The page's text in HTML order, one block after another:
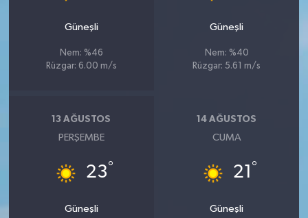
Güneşli
Nem: %46
Rüzgar: 6.00 m/s
Güneşli
Nem: %40
Rüzgar: 5.61 m/s
13 AĞUSTOS
PERŞEMBE
23°
Güneşli
14 AĞUSTOS
CUMA
21 °
Güneşli